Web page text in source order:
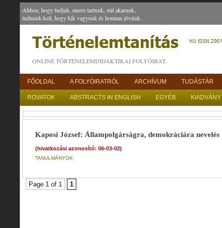
Ahhoz, hogy tudjuk, merre tartunk, mit akarunk,
tudnunk kell, hogy kik vagyunk és honnan jövünk.
ONLINE TÖRTÉNELEMDIDAKTIKAI FOLYÓIRAT.
FŐOLDAL A FOLYÓIRATRÓL ARCHÍVUM TUDÁSTÁR
ROVATOK ABSTRACTS IN ENGLISH EGYÉB
Kaposi József: Állampolgárságra, demokráciára nevelés
(hivatkozási azonosító: 06-03-02)
TANULMÁNYOK
Page 1 of 1 1